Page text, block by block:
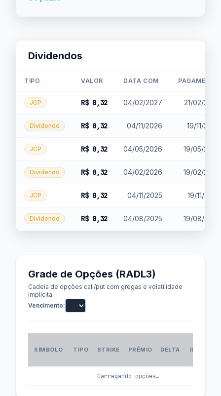
Dividendos
TIPO VALOR DATA COM PAGAMENTO
JCP R$ 0,32 04/02/2027 21/02/2027
Dividendo R$ 0,32 04/11/2026 19/11/2026
JCP R$ 0,32 04/05/2026 19/05/2026
Dividendo R$ 0,32 04/02/2026 19/02/2026
JCP R$ 0,32 04/11/2025 19/11/2025
Dividendo R$ 0,32 04/08/2025 19/08/2025
Grade de Opções (RADL3)
Cadeia de opções call/put com gregas e volatilidade
implícita
Vencimento:
SÍMBOLO TIPO STRIKE PRÊMIO DELTA
Carregando opções…